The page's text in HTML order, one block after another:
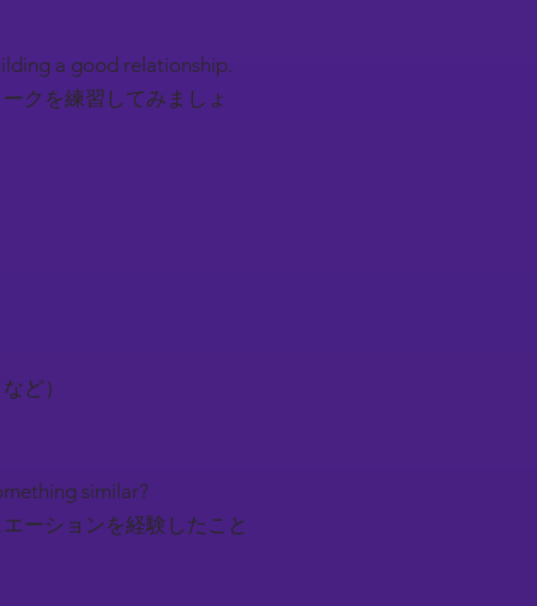
a good relationship.
クを練習してみましょ
ど）
similar?
ーションを経験したこと